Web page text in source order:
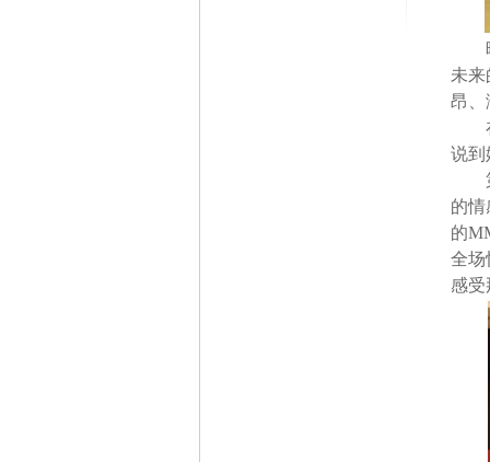
未
昂、
说到
的
的
全场
感